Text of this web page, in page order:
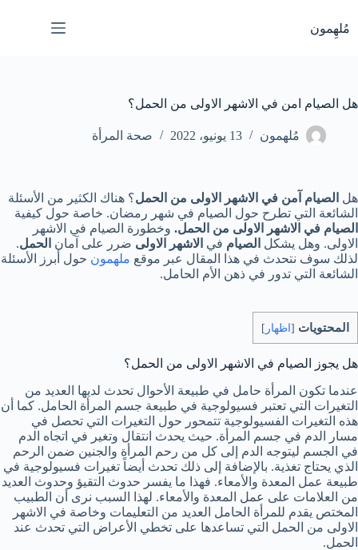
إلى
المحتوى
مُلهِمون
هل الصيام امن في الاشهر الاولى من الحمل؟
مُلهمون 13 يونيو، 2022 صحة المرأة
هل الصيام آمن في الاشهر الاولى من الحمل؟ هناك الكثير من الأسئلة
الشائعة التي تطرح حول الصيام في شهر رمضان. خاصة حول كيفية
الصيام في الاشهر الاولى من الحمل. وخطورة الصيام في الاشهر
الاولى. وهل يشكل الصيام في الاشهر الاولى ضرر على آمان الحمل.
لذلك سوف نتحدث في هذا المقال عبر موقع ملهمون حول أبرز الأسئلة
الشائعة التي تدور في ذهن الأم الحامل.
المحتويات [ اظهار ]
هل يجوز الصيام في الاشهر الاولى من الحمل؟
عندما تكون المرأة حامل في طبيعة الأحوال تحدث لديها العديد من
التغيرات التي تعتبر فسيولوجية في طبيعة جسم المرأة الحامل. كما أن
هذه التغيرات الفسيولوجية تتمحور حول التغيرات التي تحصل في
مسار الدم في جسم المرأة. حيث يحدث انتقال وتغير في اتجاه الدم
في الجسم ليتوجه الدم إلى كل من رحم المرأة والجنين ضمن الرحم
الذي يحتاج تغذية. بالإضافة إلى ذلك تحدث أيضاً تغيرات فسيولوجية في
طبيعة عمل المعدة والأمعاء. فهذا ما يفسر حدوث التقيؤ وحدوث العديد
من العلامات على عمل المعدة والأمعاء. لهذا السبب نرى أن الطبيب
المختص يقدم للمرأة الحامل العديد من التعليمات وخاصة في الاشهر
الاولى من الحمل التي تساعدها على تخطي الأعراض التي تحدث عند
الحمل.